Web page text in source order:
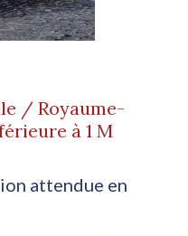
/ Royaume-
à 1 M
attendue en